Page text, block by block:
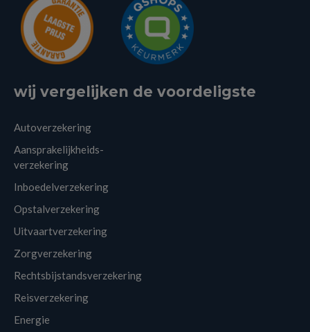
wij vergelijken de voordeligste
Autoverzekering
Aansprakelijkheids-
verzekering
Inboedelverzekering
Opstalverzekering
Uitvaartverzekering
Zorgverzekering
Rechtsbijstandsverzekering
Reisverzekering
Energie